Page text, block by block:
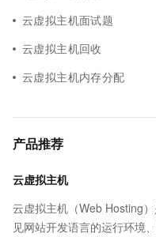
云虚拟主机面试题
云虚拟主机回收
云虚拟主机内存分配
产品推荐
云虚拟主机
云虚拟主机（Web Hosting
见网站开发语言的运行环境